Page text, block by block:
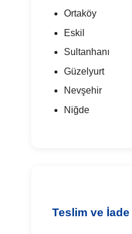
Ortaköy
Eskil
Sultanhanı
Güzelyurt
Nevşehir
Niğde
Teslim ve